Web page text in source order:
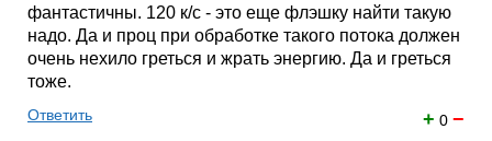
фантастичны. 120 к/с - это еще флэшку найти такую
надо. Да и проц при обработке такого потока должен
очень нехило греться и жрать энергию. Да и греться
тоже.
+ 0 −
Ответить